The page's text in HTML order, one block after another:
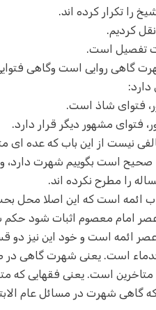
را تکرار کرده اند.
نقل کردیم.
تفصیل است.
گاهی روایی است وگاهی
نیست از این باب که عده
است بگوییم شهرت دارد،
را مطرح نکرده اند.
ائمه است که این اصلا محل
امام معصوم اثبات شود حکم
ائمه است و خود این نیز دو
است. یعنی شهرت گاهی
است. یعنی فقهایی که
گاهی شهرت در مسائل عام